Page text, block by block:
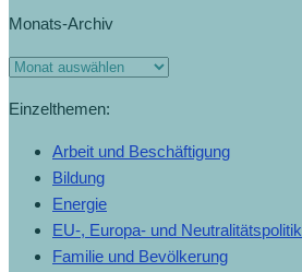
Monats-Archiv
Einzelthemen:
Arbeit und Beschäftigung
Bildung
Energie
EU-, Europa- und Neutralitätspolitik
Familie und Bevölkerung